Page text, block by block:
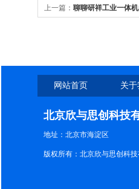
上一篇： 聊聊研祥工业一体
网站首页 关
北京欣与思创科技
地址：北京市海淀区
版权所有：北京欣与思创科